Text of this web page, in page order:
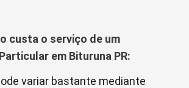
custa o serviço de um
em Bituruna PR:
variar bastante mediante